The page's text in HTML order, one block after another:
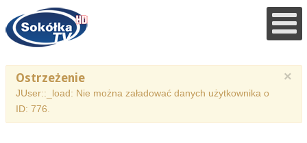
×
Ostrzeżenie
JUser::_load: Nie można załadować danych użytkownika o
ID: 776.